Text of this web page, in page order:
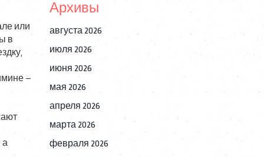
или
в
–
а
Архивы
августа 2026
июля 2026
июня 2026
мая 2026
апреля 2026
марта 2026
февраля 2026